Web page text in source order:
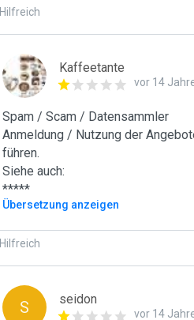
Hilfreich
Kaffeetante
vor 14
Spam / Scam / Datensammler
Anmeldung / Nutzung der
führen.
Siehe auch:
*****
Übersetzung anzeigen
Hilfreich
S seidon
vor 14